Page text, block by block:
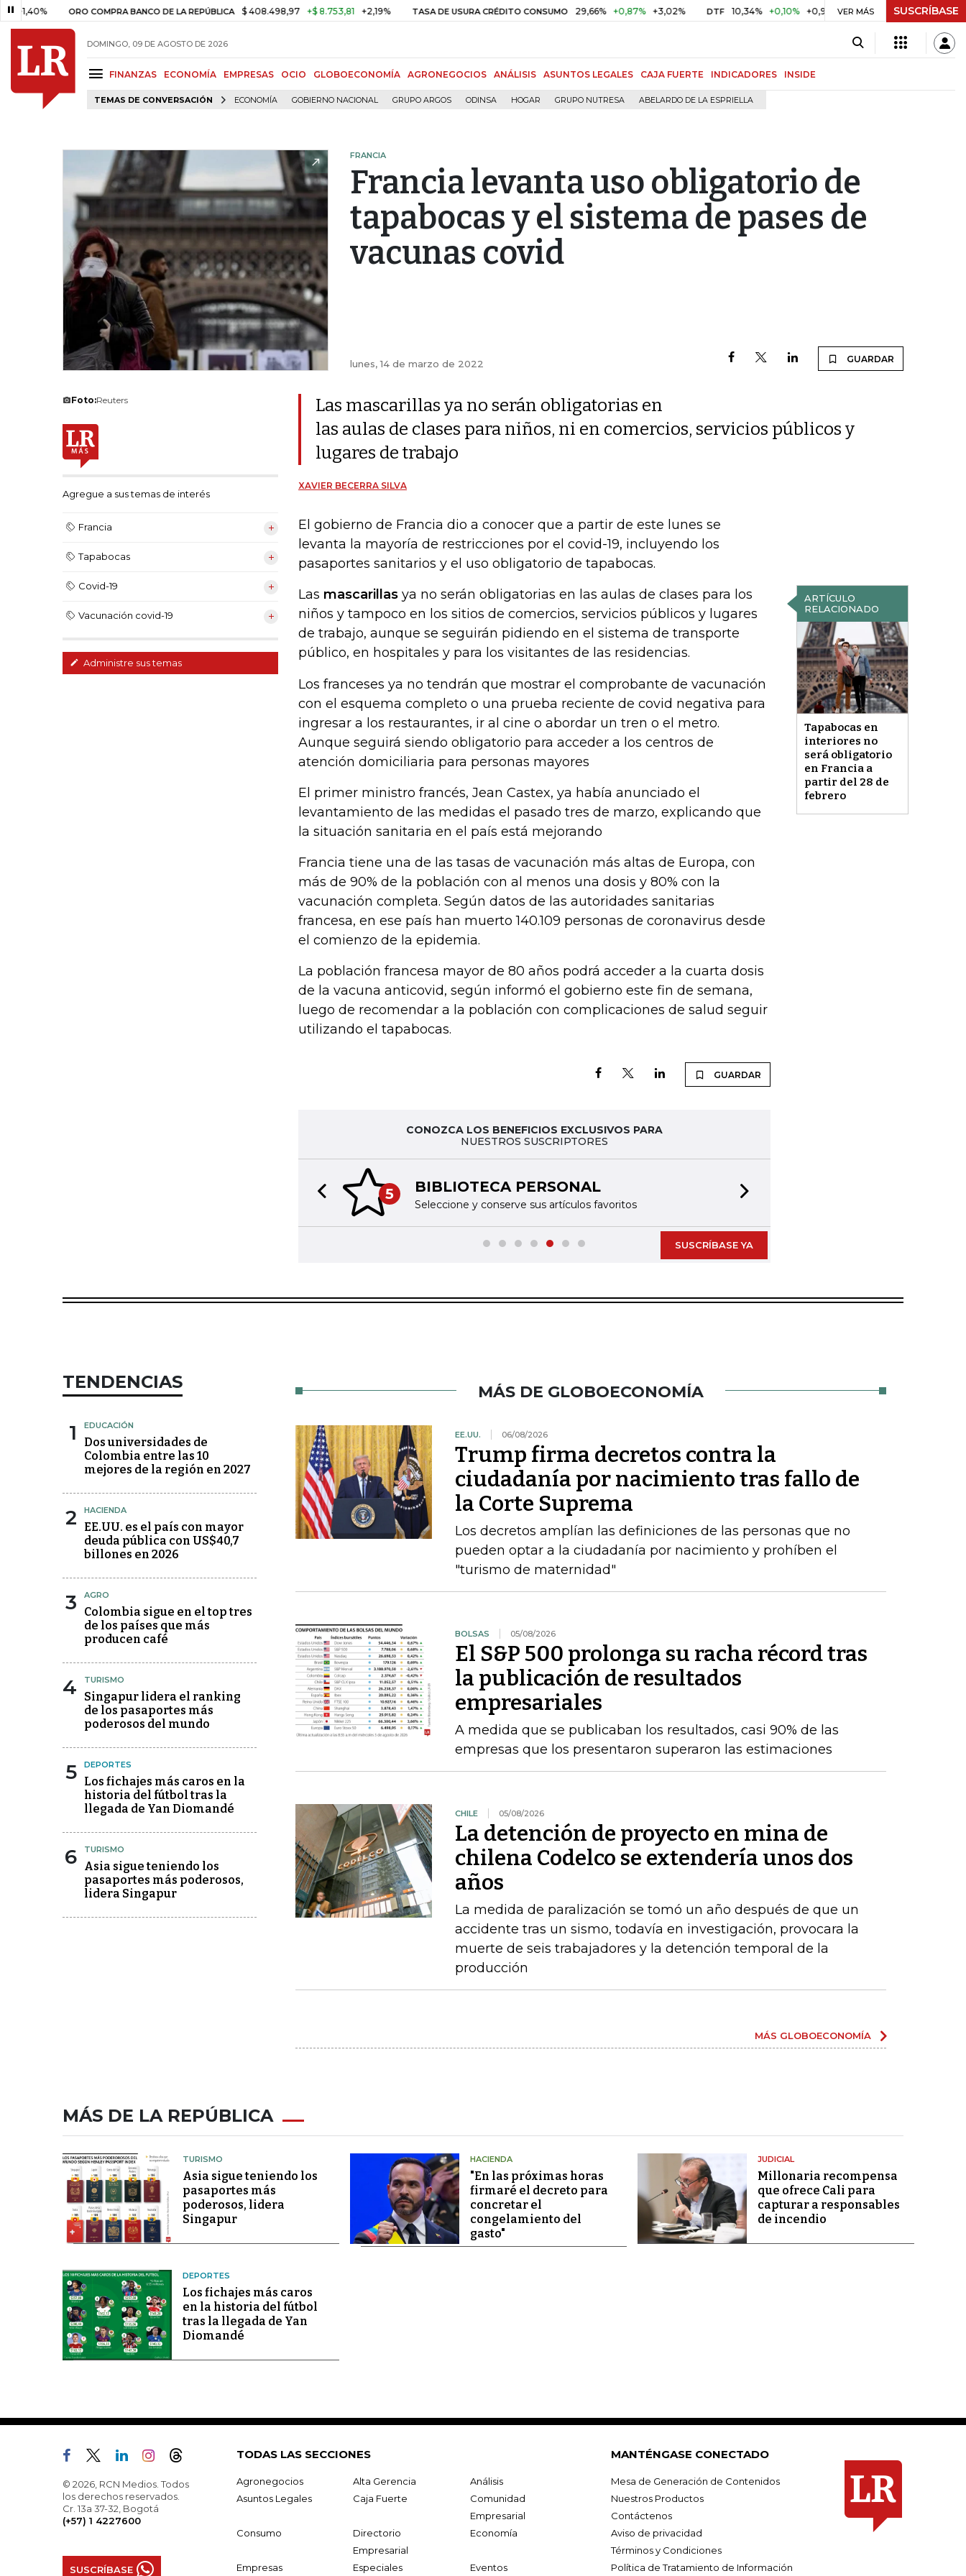
ORO COMPRA BANCO DE LA REPÚBLICA $ 408.498,97 +$ 8.753,81 +2,19% TASA DE USURA CRÉDITO CONSUMO 29,66% +0,87% +3,02% DTF 10,34% +0,10% +0,98% UVR $ 417,01 +$ 0,05 +0,01%
VER MÁS SUSCRÍBASE
DOMINGO, 09 DE AGOSTO DE 2026
FINANZAS ECONOMÍA EMPRESAS OCIO GLOBOECONOMÍA AGRONEGOCIOS ANÁLISIS ASUNTOS LEGALES CAJA FUERTE INDICADORES INSIDE
TEMAS DE CONVERSACIÓN ECONOMÍA GOBIERNO NACIONAL GRUPO ARGOS ODINSA HOGAR GRUPO NUTRESA ABELARDO DE LA ESPRIELLA
FRANCIA
Francia levanta uso obligatorio de
tapabocas y el sistema de pases de
vacunas covid
lunes, 14 de marzo de 2022 GUARDAR
Foto:Reuters
Agregue a sus temas de interés
Francia
Tapabocas
Covid-19
Vacunación covid-19
Administre sus temas
Las mascarillas ya no serán obligatorias en
las aulas de clases para niños, ni en comercios, servicios públicos y
lugares de trabajo
XAVIER BECERRA SILVA
El gobierno de Francia dio a conocer que a partir de este lunes se
levanta la mayoría de restricciones por el covid-19, incluyendo los
pasaportes sanitarios y el uso obligatorio de tapabocas.
ARTÍCULO
RELACIONADO
Tapabocas en
interiores no
será obligatorio
en Francia a
partir del 28 de
febrero
Las mascarillas ya no serán obligatorias en las aulas de clases para los
niños y tampoco en los sitios de comercios, servicios públicos y lugares
de trabajo, aunque se seguirán pidiendo en el sistema de transporte
público, en hospitales y para los visitantes de las residencias.
Los franceses ya no tendrán que mostrar el comprobante de vacunación
con el esquema completo o una prueba reciente de covid negativa para
ingresar a los restaurantes, ir al cine o abordar un tren o el metro.
Aunque seguirá siendo obligatorio para acceder a los centros de
atención domiciliaria para personas mayores
El primer ministro francés, Jean Castex, ya había anunciado el
levantamiento de las medidas el pasado tres de marzo, explicando que
la situación sanitaria en el país está mejorando
Francia tiene una de las tasas de vacunación más altas de Europa, con
más de 90% de la población con al menos una dosis y 80% con la
vacunación completa. Según datos de las autoridades sanitarias
francesa, en ese país han muerto 140.109 personas de coronavirus desde
el comienzo de la epidemia.
La población francesa mayor de 80 años podrá acceder a la cuarta dosis
de la vacuna anticovid, según informó el gobierno este fin de semana,
luego de recomendar a la población con complicaciones de salud seguir
utilizando el tapabocas.
GUARDAR
CONOZCA LOS BENEFICIOS EXCLUSIVOS PARA
NUESTROS SUSCRIPTORES
5 BIBLIOTECA PERSONAL
Seleccione y conserve sus artículos favoritos
Previous slide
SUSCRÍBASE YA
TENDENCIAS
1 EDUCACIÓN
Dos universidades de
Colombia entre las 10
mejores de la región en 2027
2 HACIENDA
EE.UU. es el país con mayor
deuda pública con US$40,7
billones en 2026
3 AGRO
Colombia sigue en el top tres
de los países que más
producen café
4 TURISMO
Singapur lidera el ranking
de los pasaportes más
poderosos del mundo
5 DEPORTES
Los fichajes más caros en la
historia del fútbol tras la
llegada de Yan Diomandé
6 TURISMO
Asia sigue teniendo los
pasaportes más poderosos,
lidera Singapur
MÁS DE GLOBOECONOMÍA
EE.UU. 06/08/2026
Trump firma decretos contra la
ciudadanía por nacimiento tras fallo de
la Corte Suprema
Los decretos amplían las definiciones de las personas que no
pueden optar a la ciudadanía por nacimiento y prohíben el
"turismo de maternidad"
BOLSAS 05/08/2026
El S&P 500 prolonga su racha récord tras
la publicación de resultados
empresariales
A medida que se publicaban los resultados, casi 90% de las
empresas que los presentaron superaron las estimaciones
CHILE 05/08/2026
La detención de proyecto en mina de
chilena Codelco se extendería unos dos
años
La medida de paralización se tomó un año después de que un
accidente tras un sismo, todavía en investigación, provocara la
muerte de seis trabajadores y la detención temporal de la
producción
MÁS GLOBOECONOMÍA
MÁS DE LA REPÚBLICA
TURISMO
Asia sigue teniendo los
pasaportes más
poderosos, lidera
Singapur
HACIENDA
"En las próximas horas
firmaré el decreto para
concretar el
congelamiento del
gasto"
JUDICIAL
Millonaria recompensa
que ofrece Cali para
capturar a responsables
de incendio
DEPORTES
Los fichajes más caros
en la historia del fútbol
tras la llegada de Yan
Diomandé
© 2026, RCN Medios. Todos
los derechos reservados.
Cr. 13a 37-32, Bogotá
(+57) 1 4227600
SUSCRÍBASE
TODAS LAS SECCIONES
Agronegocios Alta Gerencia
Análisis
Asuntos Legales
Caja Fuerte
Comunidad
Empresarial
Consumo
Directorio
Empresarial
Economía
Empresas Especiales Eventos
MANTÉNGASE CONECTADO
Mesa de Generación de Contenidos
Nuestros Productos
Contáctenos
Aviso de privacidad
Términos y Condiciones
Política de Tratamiento de Información